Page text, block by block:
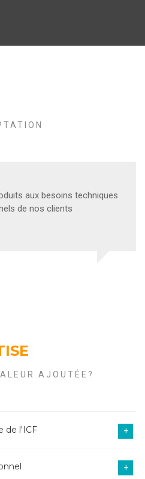
aux besoins techniques
de nos clients
AJOUTÉE?
de l'ICF +
+